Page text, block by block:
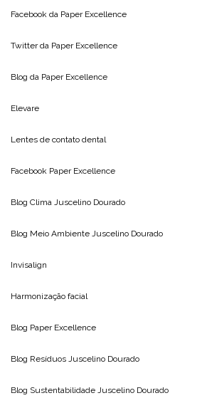
Facebook da Paper Excellence
Twitter da Paper Excellence
Blog da Paper Excellence
Elevare
Lentes de contato dental
Facebook Paper Excellence
Blog Clima Juscelino Dourado
Blog Meio Ambiente Juscelino Dourado
Invisalign
Harmonização facial
Blog Paper Excellence
Blog Resíduos Juscelino Dourado
Blog Sustentabilidade Juscelino Dourado